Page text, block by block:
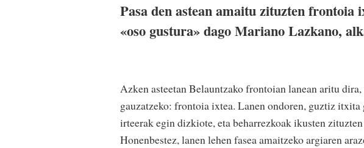
Pasa den astean amaitu zituzten frontoia
«oso gustura» dago Mariano Lazkano,
Azken asteetan Belauntzako frontoian lanean aritu
gauzatzeko: frontoia ixtea. Lanen ondoren, guztiz
irteerak egin dizkiote, eta beharrezkoak ikusten
Honenbestez, lanen lehen fasea amaitzeko argiaren